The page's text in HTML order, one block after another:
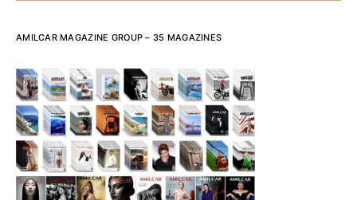
AMILCAR MAGAZINE GROUP – 35 MAGAZINES